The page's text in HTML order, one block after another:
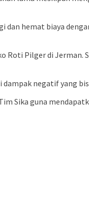
dan hemat biaya
Roti Pilger di Jerman.
negatif yang
Sika guna